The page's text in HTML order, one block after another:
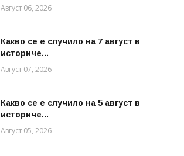
Август 06, 2026
Какво се е случило на 7 август в
историче...
Август 07, 2026
Какво се е случило на 5 август в
историче...
Август 05, 2026